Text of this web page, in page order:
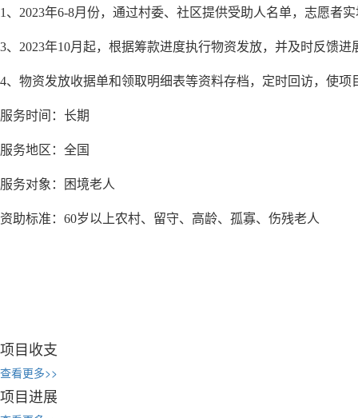
1、2023年6-8月份，通过村委、社区提供受助人名单，志愿者
3、2023年10月起，根据筹款进度执行物资发放，并及时反馈进
4、物资发放收据单和领取明细表等资料存档，定时回访，使项
服务时间：长期
服务地区：全国
服务对象：困境老人
资助标准： 60岁以上农村、留守、高龄、孤寡、伤残老人
项目收支
查看更多>>
项目进展